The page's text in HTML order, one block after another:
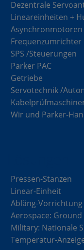
Dezentrale
Lineareinheiten +
Asynchronmotoren
Frequenzumrichter
SPS /Steuerungen
Parker PAC
Getriebe
Servotechnik /
Wir und Parker-
Pressen-Stanzen
Linear-Einheit
Abläng-Vorrichtung
Aerospace:
Military: Nationale
Temperatur-